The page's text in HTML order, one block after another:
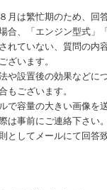
月は繁忙期のため、回
合、「エンジン型式」
れていない、質問の内
ざいます。
や設置後の効果などに
もございます。
で容量の大きい画像を
は事前にご連絡下さい
としてメールにて回答